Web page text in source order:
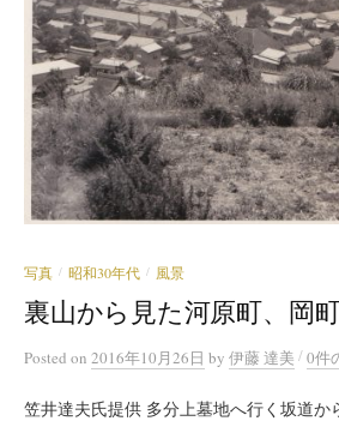
写真 / 昭和30年代 / 風景
裏山から見た河原町、岡
Posted on 2016年10月26日 by 伊藤 達美 /0件
笠井達夫氏提供 多分上墓地へ行く坂道か